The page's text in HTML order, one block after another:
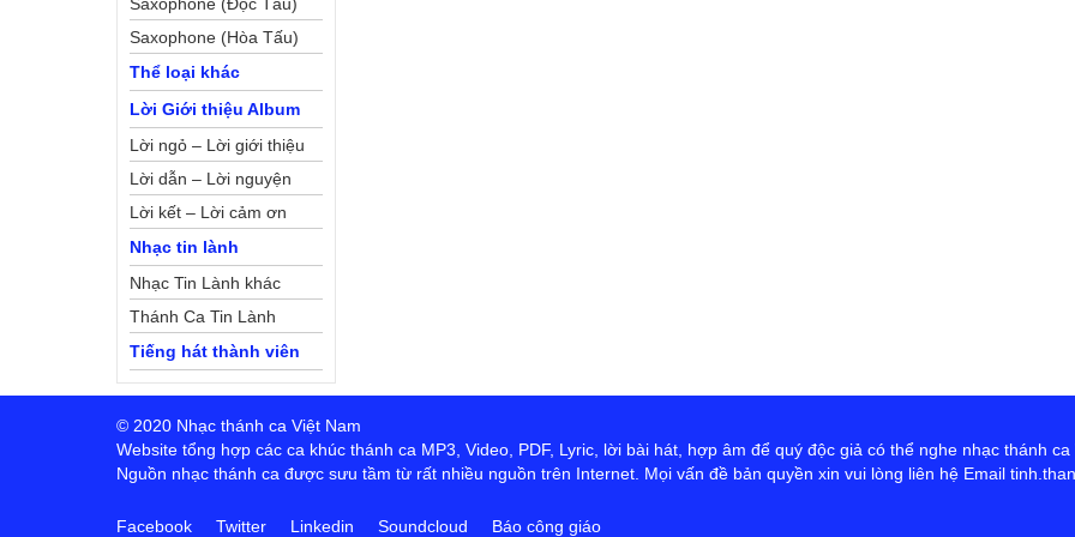
Saxophone (Hòa Tấu)
Thể loại khác
Lời Giới thiệu Album
Lời ngỏ – Lời giới thiệu
Lời dẫn – Lời nguyện
Lời kết – Lời cảm ơn
Nhạc tin lành
Nhạc Tin Lành khác
Thánh Ca Tin Lành
Tiếng hát thành viên
© 2020 Nhạc thánh ca Việt Nam
Website tổng hợp các ca khúc thánh ca MP3, Video, PDF, Lyric, lời bài hát, hợp âm để quý độc giả có thể nghe nhạc thánh ca
Nguồn nhạc thánh ca được sưu tầm từ rất nhiều nguồn trên Internet. Mọi vấn đề bản quyền xin vui lòng liên hệ Email
Facebook Twitter Linkedin Soundcloud Báo công giáo